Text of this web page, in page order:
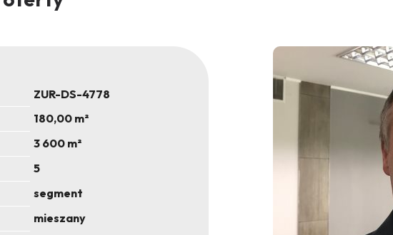
ZUR-DS-4778
180,00 m²
3 600 m²
5
segment
mieszany